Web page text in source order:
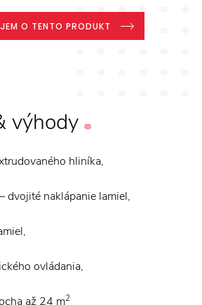
O TENTO PRODUKT
výhody
hliníka,
dvojité naklápanie lamiel,
ovládania,
až 24 m2